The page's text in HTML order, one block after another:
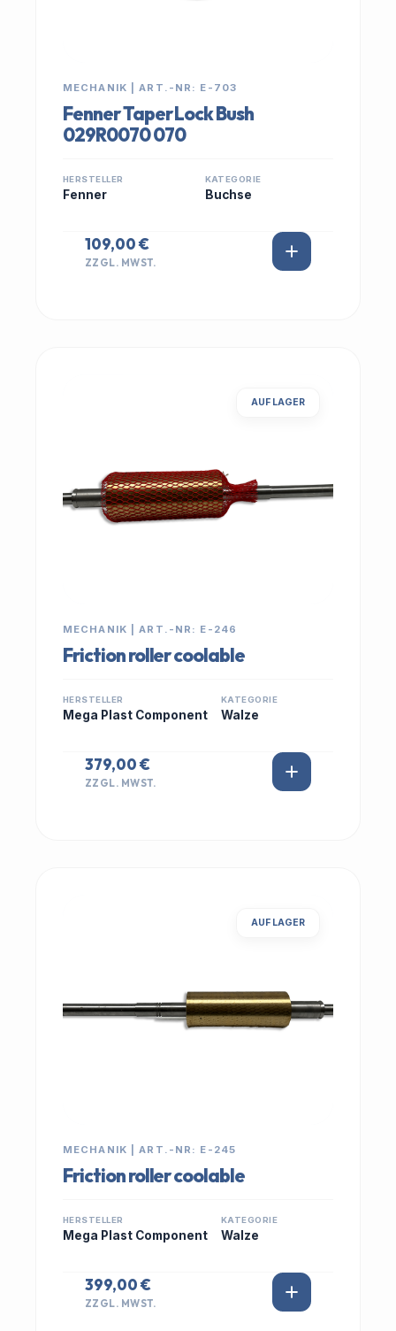
MECHANIK | ART.-NR: E-703
Fenner Taper Lock Bush
029R0070 070
HERSTELLER
Fenner
KATEGORIE
Buchse
109,00 €
ZZGL. MWST.
AUF LAGER
MECHANIK | ART.-NR: E-246
Friction roller coolable
HERSTELLER
Mega Plast Component
KATEGORIE
Walze
379,00 €
ZZGL. MWST.
AUF LAGER
MECHANIK | ART.-NR: E-245
Friction roller coolable
HERSTELLER
Mega Plast Component
KATEGORIE
Walze
399,00 €
ZZGL. MWST.